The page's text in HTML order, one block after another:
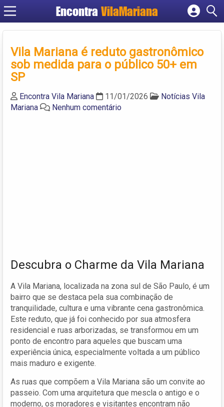
EncontraVilaMariana
Cadastrar empresa
Criar conta
Vila Mariana é reduto gastronômico
sob medida para o público 50+ em
SP
Encontra Vila Mariana 11/01/2026
Notícias Vila
Mariana
Nenhum comentário
Descubra o Charme da Vila Mariana
A Vila Mariana, localizada na zona sul de São Paulo, é um
bairro que se destaca pela sua combinação de
tranquilidade, cultura e uma vibrante cena gastronômica.
Este reduto, que já foi conhecido por sua atmosfera
residencial e ruas arborizadas, se transformou em um
ponto de encontro para aqueles que buscam uma
experiência única, especialmente voltada a um público
mais maduro e exigente.
As ruas que compõem a Vila Mariana são um convite ao
passeio. Com uma arquitetura que mescla o antigo e o
moderno, os moradores e visitantes encontram não